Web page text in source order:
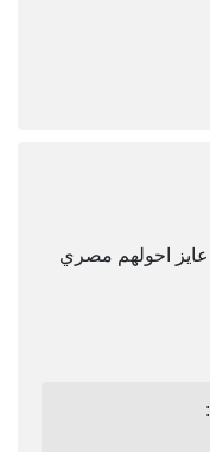
احولهم مصري
: